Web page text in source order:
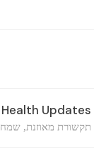
Updates
תקשורת מאוזנת,